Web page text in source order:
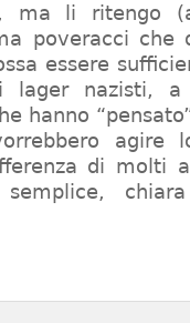
ma li ritengo
poveracci che
essere
lager nazisti,
hanno
agire
di molti